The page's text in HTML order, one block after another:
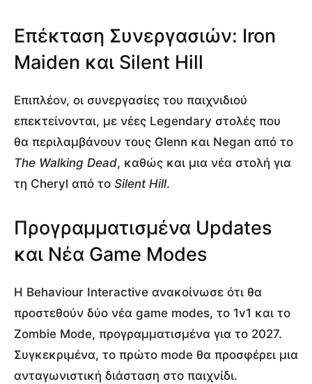
Επέκταση Συνεργασιών: Iron
Maiden και Silent Hill
Επιπλέον, οι συνεργασίες του παιχνιδιού
επεκτείνονται, με νέες Legendary στολές που
θα περιλαμβάνουν τους Glenn και Negan από το
The Walking Dead, καθώς και μια νέα στολή για
τη Cheryl από το Silent Hill.
Προγραμματισμένα Updates
και Νέα Game Modes
Η Behaviour Interactive ανακοίνωσε ότι θα
προστεθούν δύο νέα game modes, το 1v1 και το
Zombie Mode, προγραμματισμένα για το 2027.
Συγκεκριμένα, το πρώτο mode θα προσφέρει μια
ανταγωνιστική διάσταση στο παιχνίδι.